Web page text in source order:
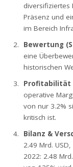
Präsenz und
im Bereich
Bewertung
eine
historischen
Profitabilität
operative
von nur 3.2%
kritisch ist.
Bilanz &
2.49 Mrd.
2022: 2.48